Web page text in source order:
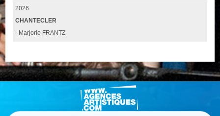
2026
CHANTECLER
- Marjorie FRANTZ